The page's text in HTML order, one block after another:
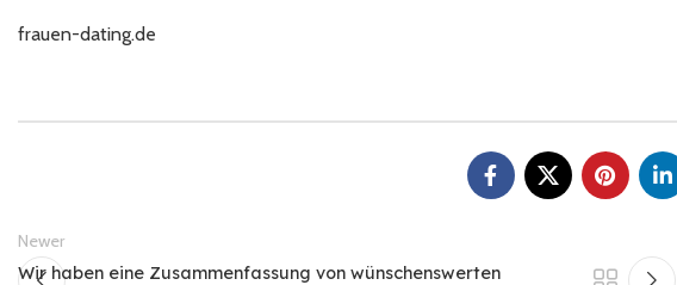
frauen-dating.de
Newer
Wir haben eine Zusammenfassung von wünschenswerten